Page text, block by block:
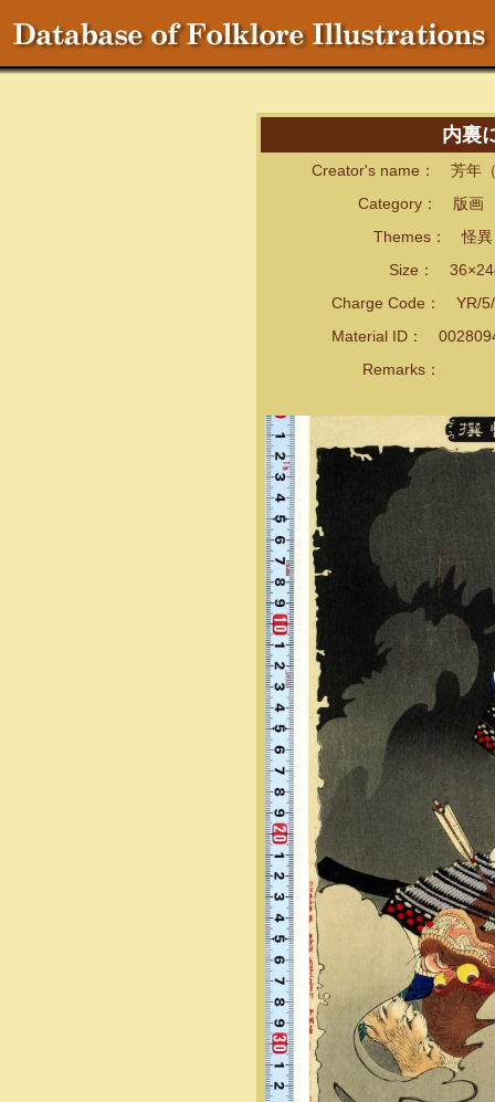
内裏
Creator's name： 芳年（
Category： 版画
Themes： 怪異・
Size：
Charge Code： YR/5/
Material ID：
Remarks：